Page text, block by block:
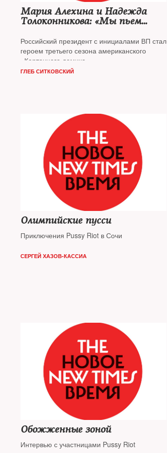
Мария Алехина и Надежда
Толоконникова: «Мы пьем
Российский президент с инициалами ВП стал
героем третьего сезона американского
«Карточного домика».
ГЛЕБ СИТКОВСКИЙ
Олимпийские пусси
Приключения Pussy Riot в Сочи
СЕРГЕЙ ХАЗОВ-КАССИА
Обожженные зоной
Интервью с участницами Pussy Riot